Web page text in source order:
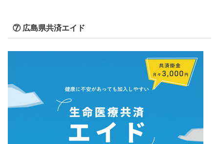
⑦ 広島県共済エイド